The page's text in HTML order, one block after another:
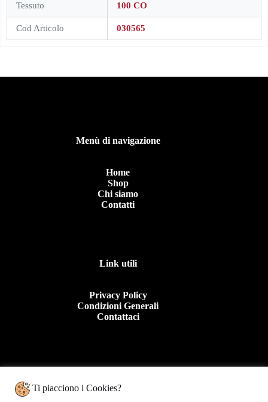
Tessuto 100 CO
Cod Articolo 030565
Menù di navigazione
Home
Shop
Chi siamo
Contatti
Link utili
Privacy Policy
Condizioni Generali
Contattaci
Ti piacciono i Cookies?